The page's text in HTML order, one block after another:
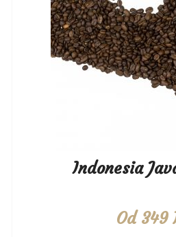
Indonesia
Od349